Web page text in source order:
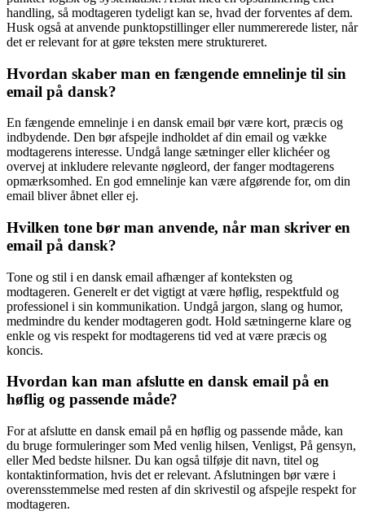
handling, så modtageren tydeligt kan se, hvad der forventes af dem.
Husk også at anvende punktopstillinger eller nummererede lister, når
det er relevant for at gøre teksten mere struktureret.
Hvordan skaber man en fængende emnelinje til sin
email på dansk?
En fængende emnelinje i en dansk email bør være kort, præcis og
indbydende. Den bør afspejle indholdet af din email og vække
modtagerens interesse. Undgå lange sætninger eller klichéer og
overvej at inkludere relevante nøgleord, der fanger modtagerens
opmærksomhed. En god emnelinje kan være afgørende for, om din
email bliver åbnet eller ej.
Hvilken tone bør man anvende, når man skriver en
email på dansk?
Tone og stil i en dansk email afhænger af konteksten og
modtageren. Generelt er det vigtigt at være høflig, respektfuld og
professionel i sin kommunikation. Undgå jargon, slang og humor,
medmindre du kender modtageren godt. Hold sætningerne klare og
enkle og vis respekt for modtagerens tid ved at være præcis og
koncis.
Hvordan kan man afslutte en dansk email på en
høflig og passende måde?
For at afslutte en dansk email på en høflig og passende måde, kan
du bruge formuleringer som Med venlig hilsen, Venligst, På gensyn,
eller Med bedste hilsner. Du kan også tilføje dit navn, titel og
kontaktinformation, hvis det er relevant. Afslutningen bør være i
overensstemmelse med resten af din skrivestil og afspejle respekt for
modtageren.